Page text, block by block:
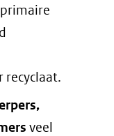
recyclaat.
veel